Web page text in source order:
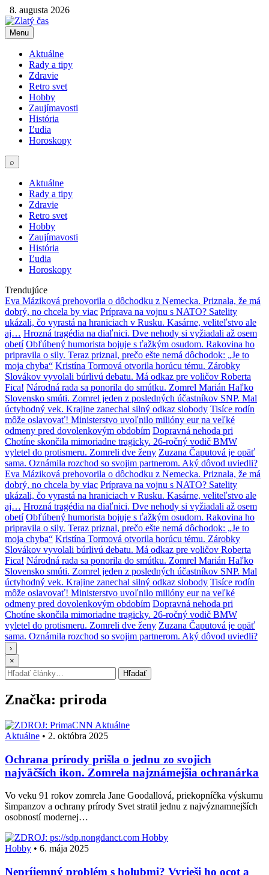
8. augusta 2026
Menu
Aktuálne
Rady a tipy
Zdravie
Retro svet
Hobby
Zaujímavosti
História
Ľudia
Horoskopy
⌕
Aktuálne
Rady a tipy
Zdravie
Retro svet
Hobby
Zaujímavosti
História
Ľudia
Horoskopy
Trendujúce
Eva Máziková prehovorila o dôchodku z Nemecka. Priznala, že má
dobrý, no chcela by viac Príprava na vojnu s NATO? Satelity
ukázali, čo vyrastá na hraniciach v Rusku. Kasárne, veliteľstvo ale
aj… Hrozná tragédia na diaľnici. Dve nehody si vyžiadali až osem
obetí Obľúbený humorista bojuje s ťažkým osudom. Rakovina ho
pripravila o sily. Teraz priznal, prečo ešte nemá dôchodok: „Je to
moja chyba“ Kristína Tormová otvorila horúcu tému. Zárobky
Slovákov vyvolali búrlivú debatu. Má odkaz pre voličov Roberta
Fica! Národná rada sa ponorila do smútku. Zomrel Marián Haľko
Slovensko smúti. Zomrel jeden z posledných účastníkov SNP. Mal
úctyhodný vek. Krajine zanechal silný odkaz slobody Tisíce rodín
môže oslavovať! Ministerstvo uvoľnilo milióny eur na veľké
odmeny pred dovolenkovým obdobím Dopravná nehoda pri
Chotíne skončila mimoriadne tragicky. 26-ročný vodič BMW
vyletel do protismeru. Zomreli dve ženy Zuzana Čaputová je opäť
sama. Oznámila rozchod so svojim partnerom. Aký dôvod uviedli?
Eva Máziková prehovorila o dôchodku z Nemecka. Priznala, že má
dobrý, no chcela by viac Príprava na vojnu s NATO? Satelity
ukázali, čo vyrastá na hraniciach v Rusku. Kasárne, veliteľstvo ale
aj… Hrozná tragédia na diaľnici. Dve nehody si vyžiadali až osem
obetí Obľúbený humorista bojuje s ťažkým osudom. Rakovina ho
pripravila o sily. Teraz priznal, prečo ešte nemá dôchodok: „Je to
moja chyba“ Kristína Tormová otvorila horúcu tému. Zárobky
Slovákov vyvolali búrlivú debatu. Má odkaz pre voličov Roberta
Fica! Národná rada sa ponorila do smútku. Zomrel Marián Haľko
Slovensko smúti. Zomrel jeden z posledných účastníkov SNP. Mal
úctyhodný vek. Krajine zanechal silný odkaz slobody Tisíce rodín
môže oslavovať! Ministerstvo uvoľnilo milióny eur na veľké
odmeny pred dovolenkovým obdobím Dopravná nehoda pri
Chotíne skončila mimoriadne tragicky. 26-ročný vodič BMW
vyletel do protismeru. Zomreli dve ženy Zuzana Čaputová je opäť
sama. Oznámila rozchod so svojim partnerom. Aký dôvod uviedli?
›
×
Hľadať: Hľadať
Značka: priroda
Aktuálne
Aktuálne • 2. októbra 2025
Ochrana prírody prišla o jednu zo svojich
najväčších ikon. Zomrela najznámejšia ochranárka
Vo veku 91 rokov zomrela Jane Goodallová, priekopníčka výskumu
šimpanzov a ochrany prírody Svet stratil jednu z najvýznamnejších
osobností modernej…
Hobby
Hobby • 6. mája 2025
Nepríjemný problém s holubmi? Vyrieši ho ocot a